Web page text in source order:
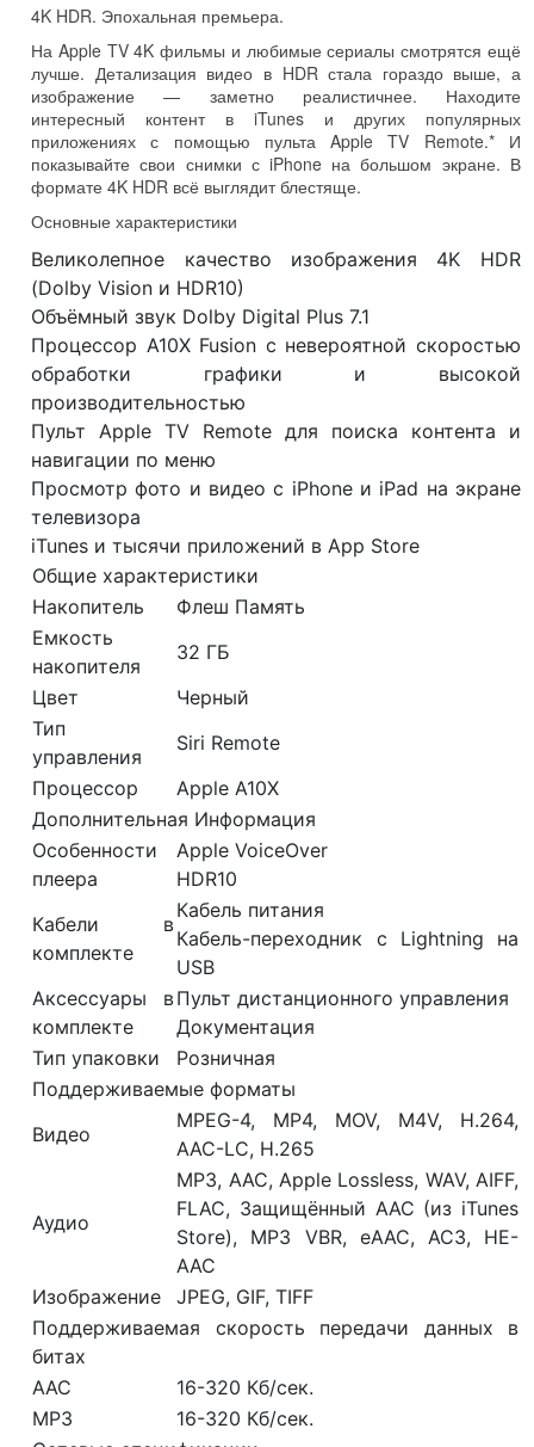
4K HDR. Эпохальная премьера.
На Apple TV 4K фильмы и любимые сериалы смотрятся ещё
лучше. Детализация видео в HDR стала гораздо выше, а
изображение — заметно реалистичнее. Находите
интересный контент в iTunes и других популярных
приложениях с помощью пульта Apple TV Remote.* И
показывайте свои снимки с iPhone на большом экране. В
формате 4K HDR всё выглядит блестяще.
Основные характеристики
Великолепное качество изображения 4K HDR
(Dolby Vision и HDR10)
Объёмный звук Dolby Digital Plus 7.1
Процессор A10X Fusion с невероятной скоростью
обработки графики и высокой
производительностью
Пульт Apple TV Remote для поиска контента и
навигации по меню
Просмотр фото и видео с iPhone и iPad на экране
телевизора
iTunes и тысячи приложений в App Store
Общие характеристики
Накопитель
Флеш Память
Емкость
накопителя
32 ГБ
Цвет
Черный
Тип
управления
Siri Remote
Процессор
Apple A10X
Дополнительная Информация
Особенности
плеера
Apple VoiceOver
HDR10
Кабели в
комплекте
Кабель питания
Кабель-переходник с Lightning на
USB
Аксессуары в
комплекте
Пульт дистанционного управления
Документация
Тип упаковки
Розничная
Поддерживаемые форматы
Видео
MPEG-4, MP4, MOV, M4V, H.264,
AAC-LC, H.265
Аудио
MP3, AAC, Apple Lossless, WAV, AIFF,
FLAC, Защищённый AAC (из iTunes
Store), MP3 VBR, eAAC, AC3, HE-
AAC
Изображение
JPEG, GIF, TIFF
Поддерживаемая скорость передачи данных в
битах
AAC
16-320 Кб/сек.
MP3
16-320 Кб/сек.